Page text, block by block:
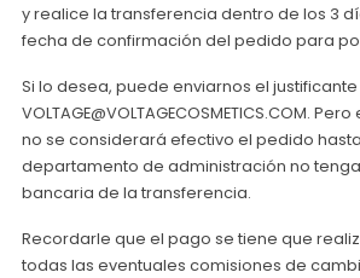
y realice la transferencia dentro de los 3
fecha de confirmación del pedido para
Si lo desea, puede enviarnos el
VOLTAGE@VOLTAGECOSMETICS.COM.
no se considerará efectivo el pedido
departamento de administración no
bancaria de la transferencia.
Recordarle que el pago se tiene que
todas las eventuales comisiones de